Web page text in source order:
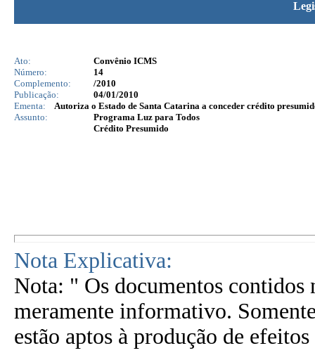
Ato:
Convênio ICMS
Número:
14
Complemento:
/2010
Publicação:
04/01/2010
Ementa:
Autoriza o Estado de Santa Catarina a conceder crédito
Assunto:
Programa Luz para Todos
Crédito Presumido
Nota Explicativa:
Nota: " Os documentos contidos
meramente informativo.
estão aptos à produção de